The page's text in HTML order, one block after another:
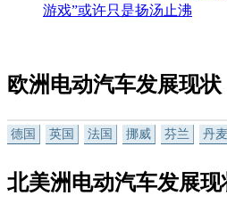
游戏”或许只是扬汤止沸
欧洲电动汽车发展现状
德国 英国 法国 挪威 芬兰 丹麦
北美洲电动汽车发展现